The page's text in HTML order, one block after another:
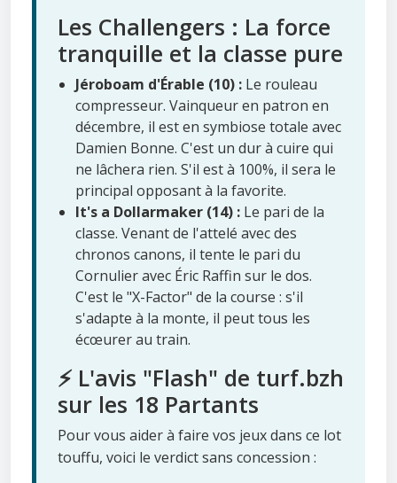
Les Challengers : La force
tranquille et la classe pure
Jéroboam d'Érable (10) : Le rouleau
compresseur. Vainqueur en patron en
décembre, il est en symbiose totale avec
Damien Bonne. C'est un dur à cuire qui
ne lâchera rien. S'il est à 100%, il sera le
principal opposant à la favorite.
It's a Dollarmaker (14) : Le pari de la
classe. Venant de l'attelé avec des
chronos canons, il tente le pari du
Cornulier avec Éric Raffin sur le dos.
C'est le "X-Factor" de la course : s'il
s'adapte à la monte, il peut tous les
écœurer au train.
⚡ L'avis "Flash" de turf.bzh
sur les 18 Partants
Pour vous aider à faire vos jeux dans ce lot
touffu, voici le verdict sans concession :